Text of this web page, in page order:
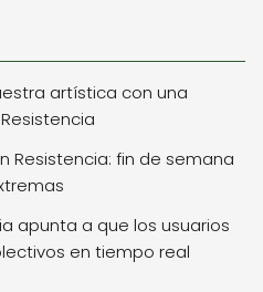
artística con una
Resistencia: fin de semana
apunta a que los usuarios
en tiempo real